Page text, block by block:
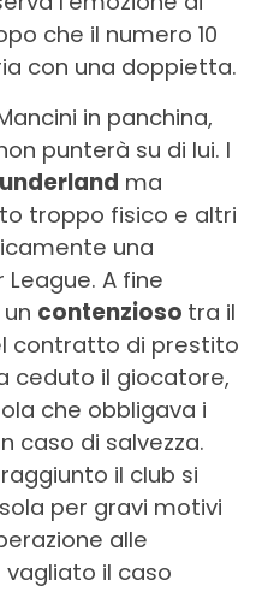
che il numero 10
con una doppietta.
in panchina,
punterà su di lui. I
ma
troppo fisico e altri
una
A fine
contenzioso tra il
contratto di prestito
ceduto il giocatore,
che obbligava i
caso di salvezza.
il club si
per gravi motivi
alle
il caso